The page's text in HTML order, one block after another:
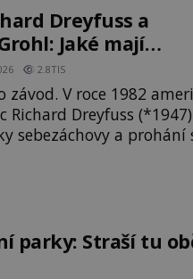
Dreyfuss a
Jaké mají
2.8TIS
závod. V roce 1982
Richard Dreyfuss (*1947)
sebezáchovy a prohání
jako utržený ze
katastrofou, když to
slavnému
parky: Straší tu